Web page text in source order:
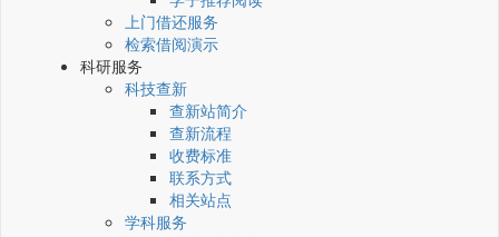
上门借还服务
检索借阅演示
科研服务
科技查新
查新站简介
查新流程
收费标准
联系方式
相关站点
学科服务